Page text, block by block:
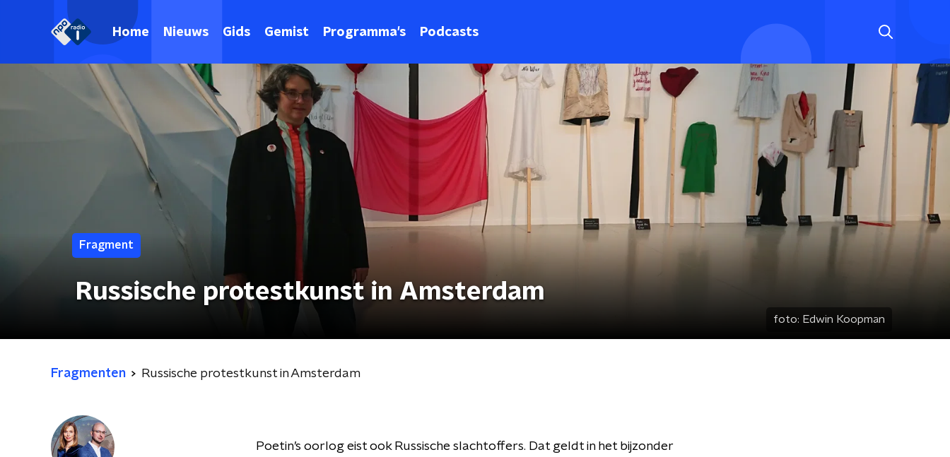
Home Nieuws Gids Gemist Programma's Podcasts
Fragment
Russische protestkunst in Amsterdam
foto: Edwin Koopman
Fragmenten Russische protestkunst in Amsterdam
Poetin’s oorlog eist ook Russische slachtoffers. Dat geldt in het bijzonder